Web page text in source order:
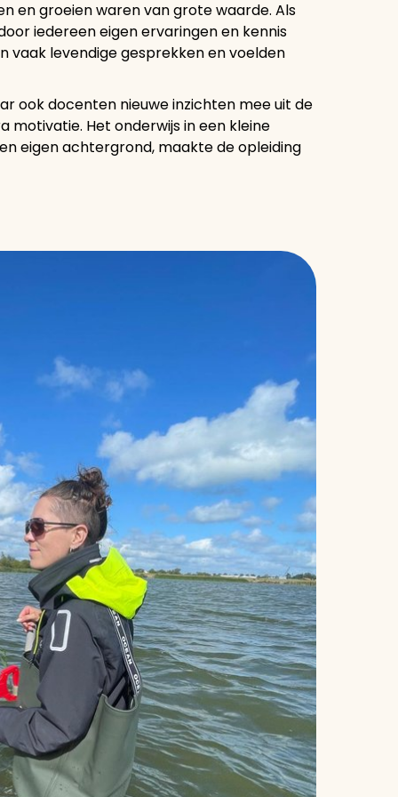
en groeien waren van grote waarde. Als
iedereen eigen ervaringen en kennis
vaak levendige gesprekken en voelden
ook docenten nieuwe inzichten mee uit de
motivatie. Het onderwijs in een kleine
eigen achtergrond, maakte de opleiding